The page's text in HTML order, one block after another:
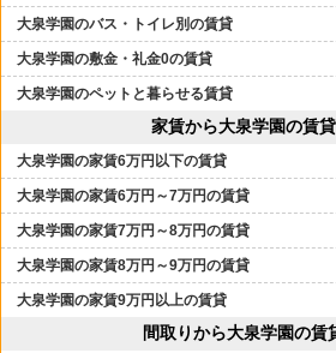
大泉学園のバス・トイレ別の賃貸
大泉学園の敷金・礼金0の賃貸
大泉学園のペットと暮らせる賃貸
家賃から大泉学園の賃
大泉学園の家賃6万円以下の賃貸
大泉学園の家賃6万円～7万円の賃貸
大泉学園の家賃7万円～8万円の賃貸
大泉学園の家賃8万円～9万円の賃貸
大泉学園の家賃9万円以上の賃貸
間取りから大泉学園の賃